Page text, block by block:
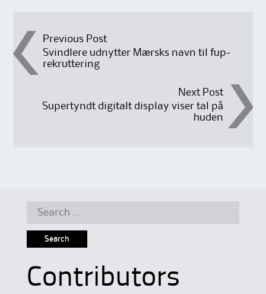
Post
navigation
Previous Post
Svindlere udnytter Mærsks navn til fup-
rekruttering
Next Post
Supertyndt digitalt display viser tal på
huden
Search
Contributors